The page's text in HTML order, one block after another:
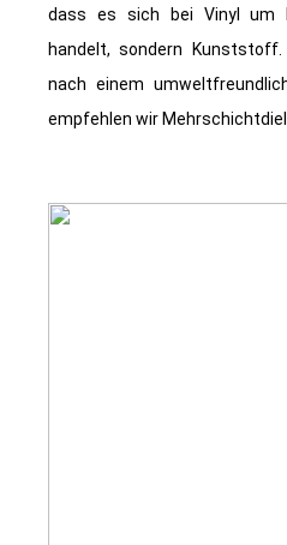
dass es sich bei Vinyl um
handelt, sondern
nach einem
empfehlen wir